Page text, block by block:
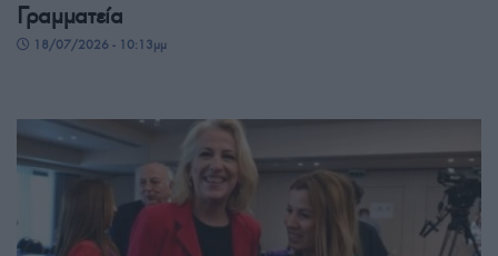
Γραμματεία
18/07/2026 - 10:13μμ